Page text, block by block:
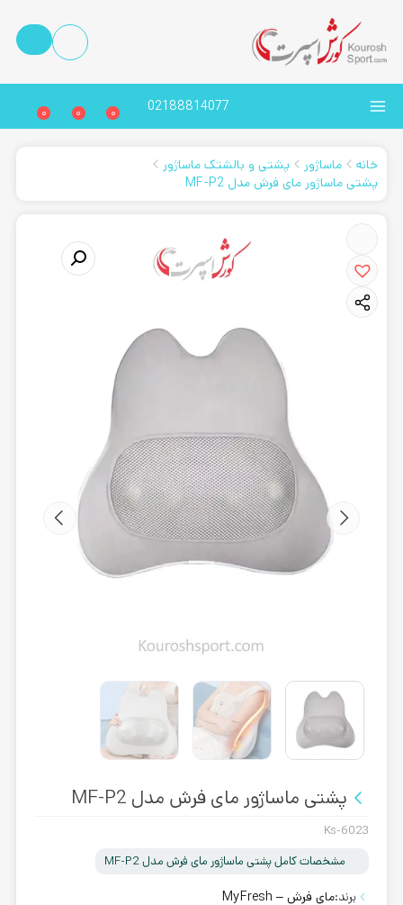
02188814077
0
0
0
خانه ماساژور
پشتی و بالشتک ماساژور
پشتی ماساژور مای فرش مدل MF-P2
پشتی ماساژور مای فرش مدل MF-P2
Ks-6023
مشخصات کامل پشتی ماساژور مای فرش مدل MF-P2
برند:مای فرش – MyFresh